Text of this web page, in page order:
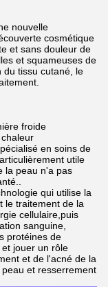
nouvelle
cosmétique
et sans douleur de
et squameuses de
du tissu cutané, le
froide
en soins de
utile
la peau n'a pas
qui utilise la
le traitement de la
cellulaire,puis
sanguine,
protéines de
jouer un rôle
et de l'acné de la
et resserrement